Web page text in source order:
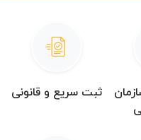
ثبت سریع و قانونی